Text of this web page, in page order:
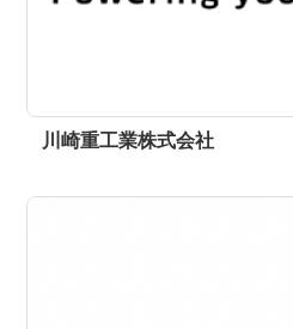
川崎重工業株式会社